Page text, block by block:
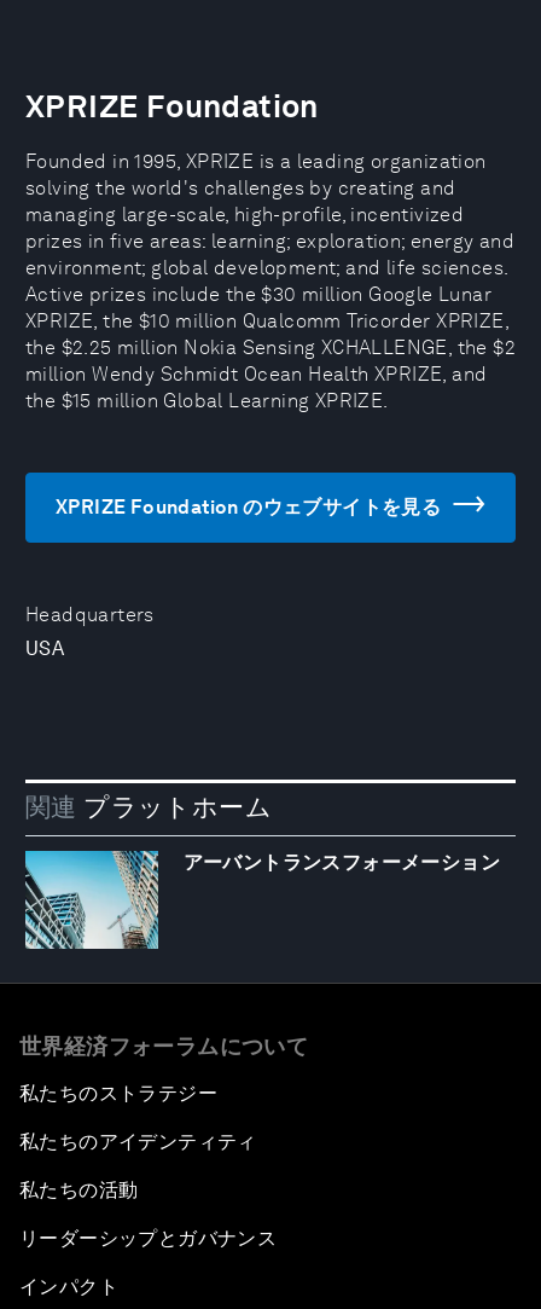
Headquarters
USA
XPRIZE Foundation
Founded in 1995, XPRIZE is a leading organization
solving the world's challenges by creating and
managing large-scale, high-profile, incentivized
prizes in five areas: learning; exploration; energy and
environment; global development; and life sciences.
Active prizes include the $30 million Google Lunar
XPRIZE, the $10 million Qualcomm Tricorder XPRIZE,
the $2.25 million Nokia Sensing XCHALLENGE, the $2
million Wendy Schmidt Ocean Health XPRIZE, and
the $15 million Global Learning XPRIZE.
XPRIZE Foundation のウェブサイトを見る
関連 プラットホーム
アーバントランスフォーメーション
世界経済フォーラムについて
私たちのストラテジー
私たちのアイデンティティ
私たちの活動
リーダーシップとガバナンス
インパクト